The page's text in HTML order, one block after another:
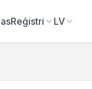
Reģistri LV